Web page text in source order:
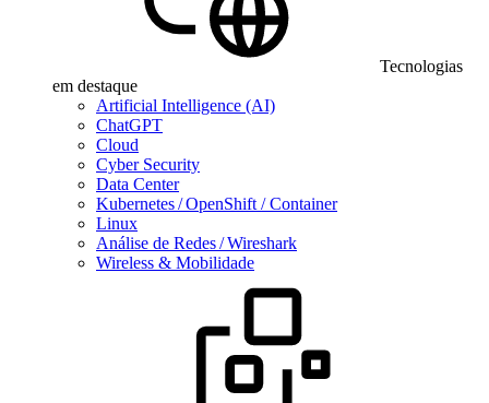
Tecnologias
em destaque
Artificial Intelligence (AI)
ChatGPT
Cloud
Cyber Security
Data Center
Kubernetes / OpenShift / Container
Linux
Análise de Redes / Wireshark
Wireless & Mobilidade